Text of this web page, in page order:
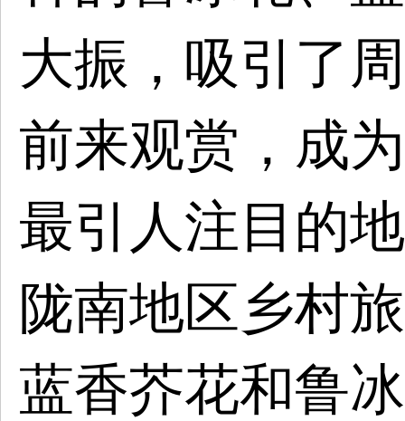
大振，吸引了
前来观赏，成
最引人注目的
陇南地区乡村
蓝香芥花和鲁